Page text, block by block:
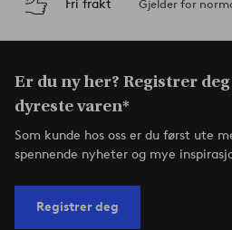
Fri frakt Gjelder for
Er du ny her? Registrer
dyreste varen*
Som kunde hos oss er du først ute
spennende nyheter og mye
Registrer deg